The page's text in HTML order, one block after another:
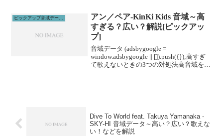
ルに通うこと...
ピックアップ音域データ解説
アン／ペア-KinKi Kids 音域～高
すぎる？広い？解説[ピックアッ
プ]
音域データ (adsbygoogle =
window.adsbygoogle || []).push({});高すぎ
て歌えないときの3つの対処法高音域を広
Dive To World feat. Takuya Yamanaka -
SKY-HI 音域データ～高い？広い？歌えな
い！などを解説